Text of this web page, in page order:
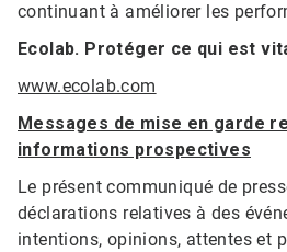
continuant à améliorer les
Ecolab. Protéger ce qui est
www.ecolab.com
Messages de mise en garde
informations prospectives
Le présent communiqué de
déclarations relatives à des
intentions, opinions, attentes et